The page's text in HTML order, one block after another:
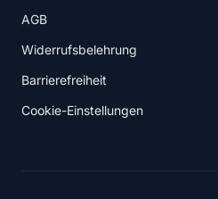
AGB
Widerrufsbelehrung
Barrierefreiheit
Cookie-Einstellungen